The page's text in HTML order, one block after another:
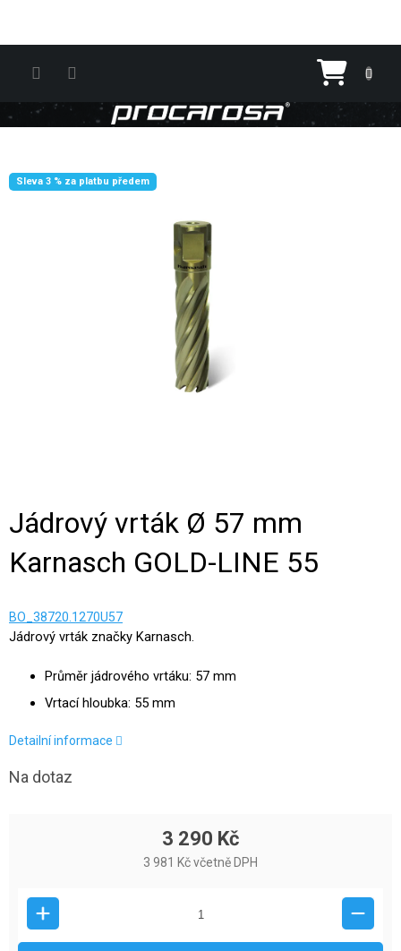
Sleva 3 % za platbu předem
Jádrový vrták Ø 57 mm
Karnasch GOLD-LINE 55
BO_38720.1270U57
Jádrový vrták značky Karnasch.
Průměr jádrového vrtáku: 57 mm
Vrtací hloubka: 55 mm
Detailní informace
Na dotaz
3 290 Kč
3 981 Kč včetně DPH